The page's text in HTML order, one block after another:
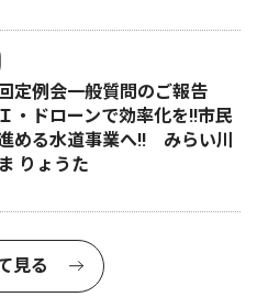
定例会一般質問のご報告
ドローンで効率化を!!市民
める水道事業へ!! みらい川
りょうた
見る